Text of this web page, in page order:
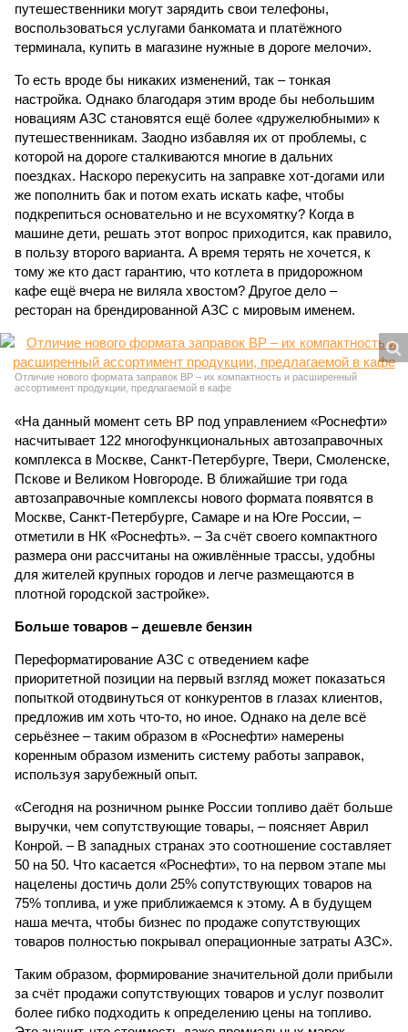
путешественники могут зарядить свои телефоны,
воспользоваться услугами банкомата и платёжного
терминала, купить в магазине нужные в дороге мелочи».
То есть вроде бы никаких изменений, так – тонкая
настройка. Однако благодаря этим вроде бы небольшим
новациям АЗС становятся ещё более «дружелюбными» к
путешественникам. Заодно избавляя их от проблемы, с
которой на дороге сталкиваются многие в дальних
поездках. Наскоро перекусить на заправке хот-догами или
же пополнить бак и потом ехать искать кафе, чтобы
подкрепиться основательно и не всухомятку? Когда в
машине дети, решать этот вопрос приходится, как правило,
в пользу второго варианта. А время терять не хочется, к
тому же кто даст гарантию, что котлета в придорожном
кафе ещё вчера не виляла хвостом? Другое дело –
ресторан на брендированной АЗС с мировым именем.
Отличие нового формата заправок ВР – их компактность и расширенный
ассортимент продукции, предлагаемой в кафе
«На данный момент сеть BP под управлением «Роснефти»
насчитывает 122 многофункциональных автозаправочных
комплекса в Москве, Санкт-Петербурге, Твери, Смоленске,
Пскове и Великом Новгороде. В ближайшие три года
автозаправочные комплексы нового формата появятся в
Москве, Санкт-Петербурге, Самаре и на Юге России, –
отметили в НК «Роснефть». – За счёт своего компактного
размера они рассчитаны на оживлённые трассы, удобны
для жителей крупных городов и легче размещаются в
плотной городской застройке».
Больше товаров – дешевле бензин
Переформатирование АЗС с отведением кафе
приоритетной позиции на первый взгляд может показаться
попыткой отодвинуться от конкурентов в глазах клиентов,
предложив им хоть что-то, но иное. Однако на деле всё
серьёзнее – таким образом в «Роснефти» намерены
коренным образом изменить систему работы заправок,
используя зарубежный опыт.
«Сегодня на розничном рынке России топливо даёт больше
выручки, чем сопутствующие товары, – поясняет Аврил
Конрой. – В западных странах это соотношение составляет
50 на 50. Что касается «Роснефти», то на первом этапе мы
нацелены достичь доли 25% сопутствующих товаров на
75% топлива, и уже приближаемся к этому. А в будущем
наша мечта, чтобы бизнес по продаже сопутствующих
товаров полностью покрывал операционные затраты АЗС».
Таким образом, формирование значительной доли прибыли
за счёт продажи сопутствующих товаров и услуг позволит
более гибко подходить к определению цены на топливо.